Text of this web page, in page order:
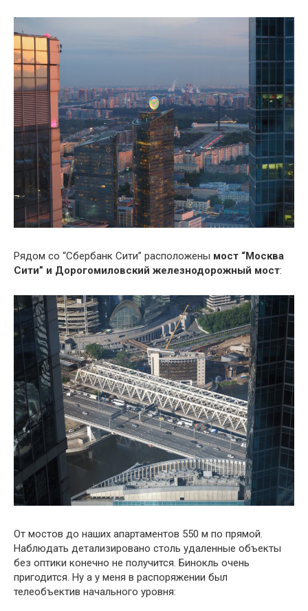
Рядом со “Сбербанк Сити” расположены мост “Москва
Сити” и Дорогомиловский железнодорожный мост:
От мостов до наших апартаментов 550 м по прямой.
Наблюдать детализировано столь удаленные объекты
без оптики конечно не получится. Бинокль очень
пригодится. Ну а у меня в распоряжении был
телеобъектив начального уровня: